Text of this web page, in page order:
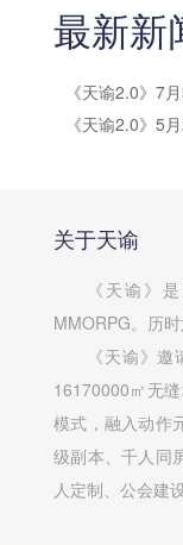
最新新
关于天谕
《天谕》
MMORPG。历
《天谕》
16170000㎡无
模式，融入动作
级副本、千人同
人定制、公会建